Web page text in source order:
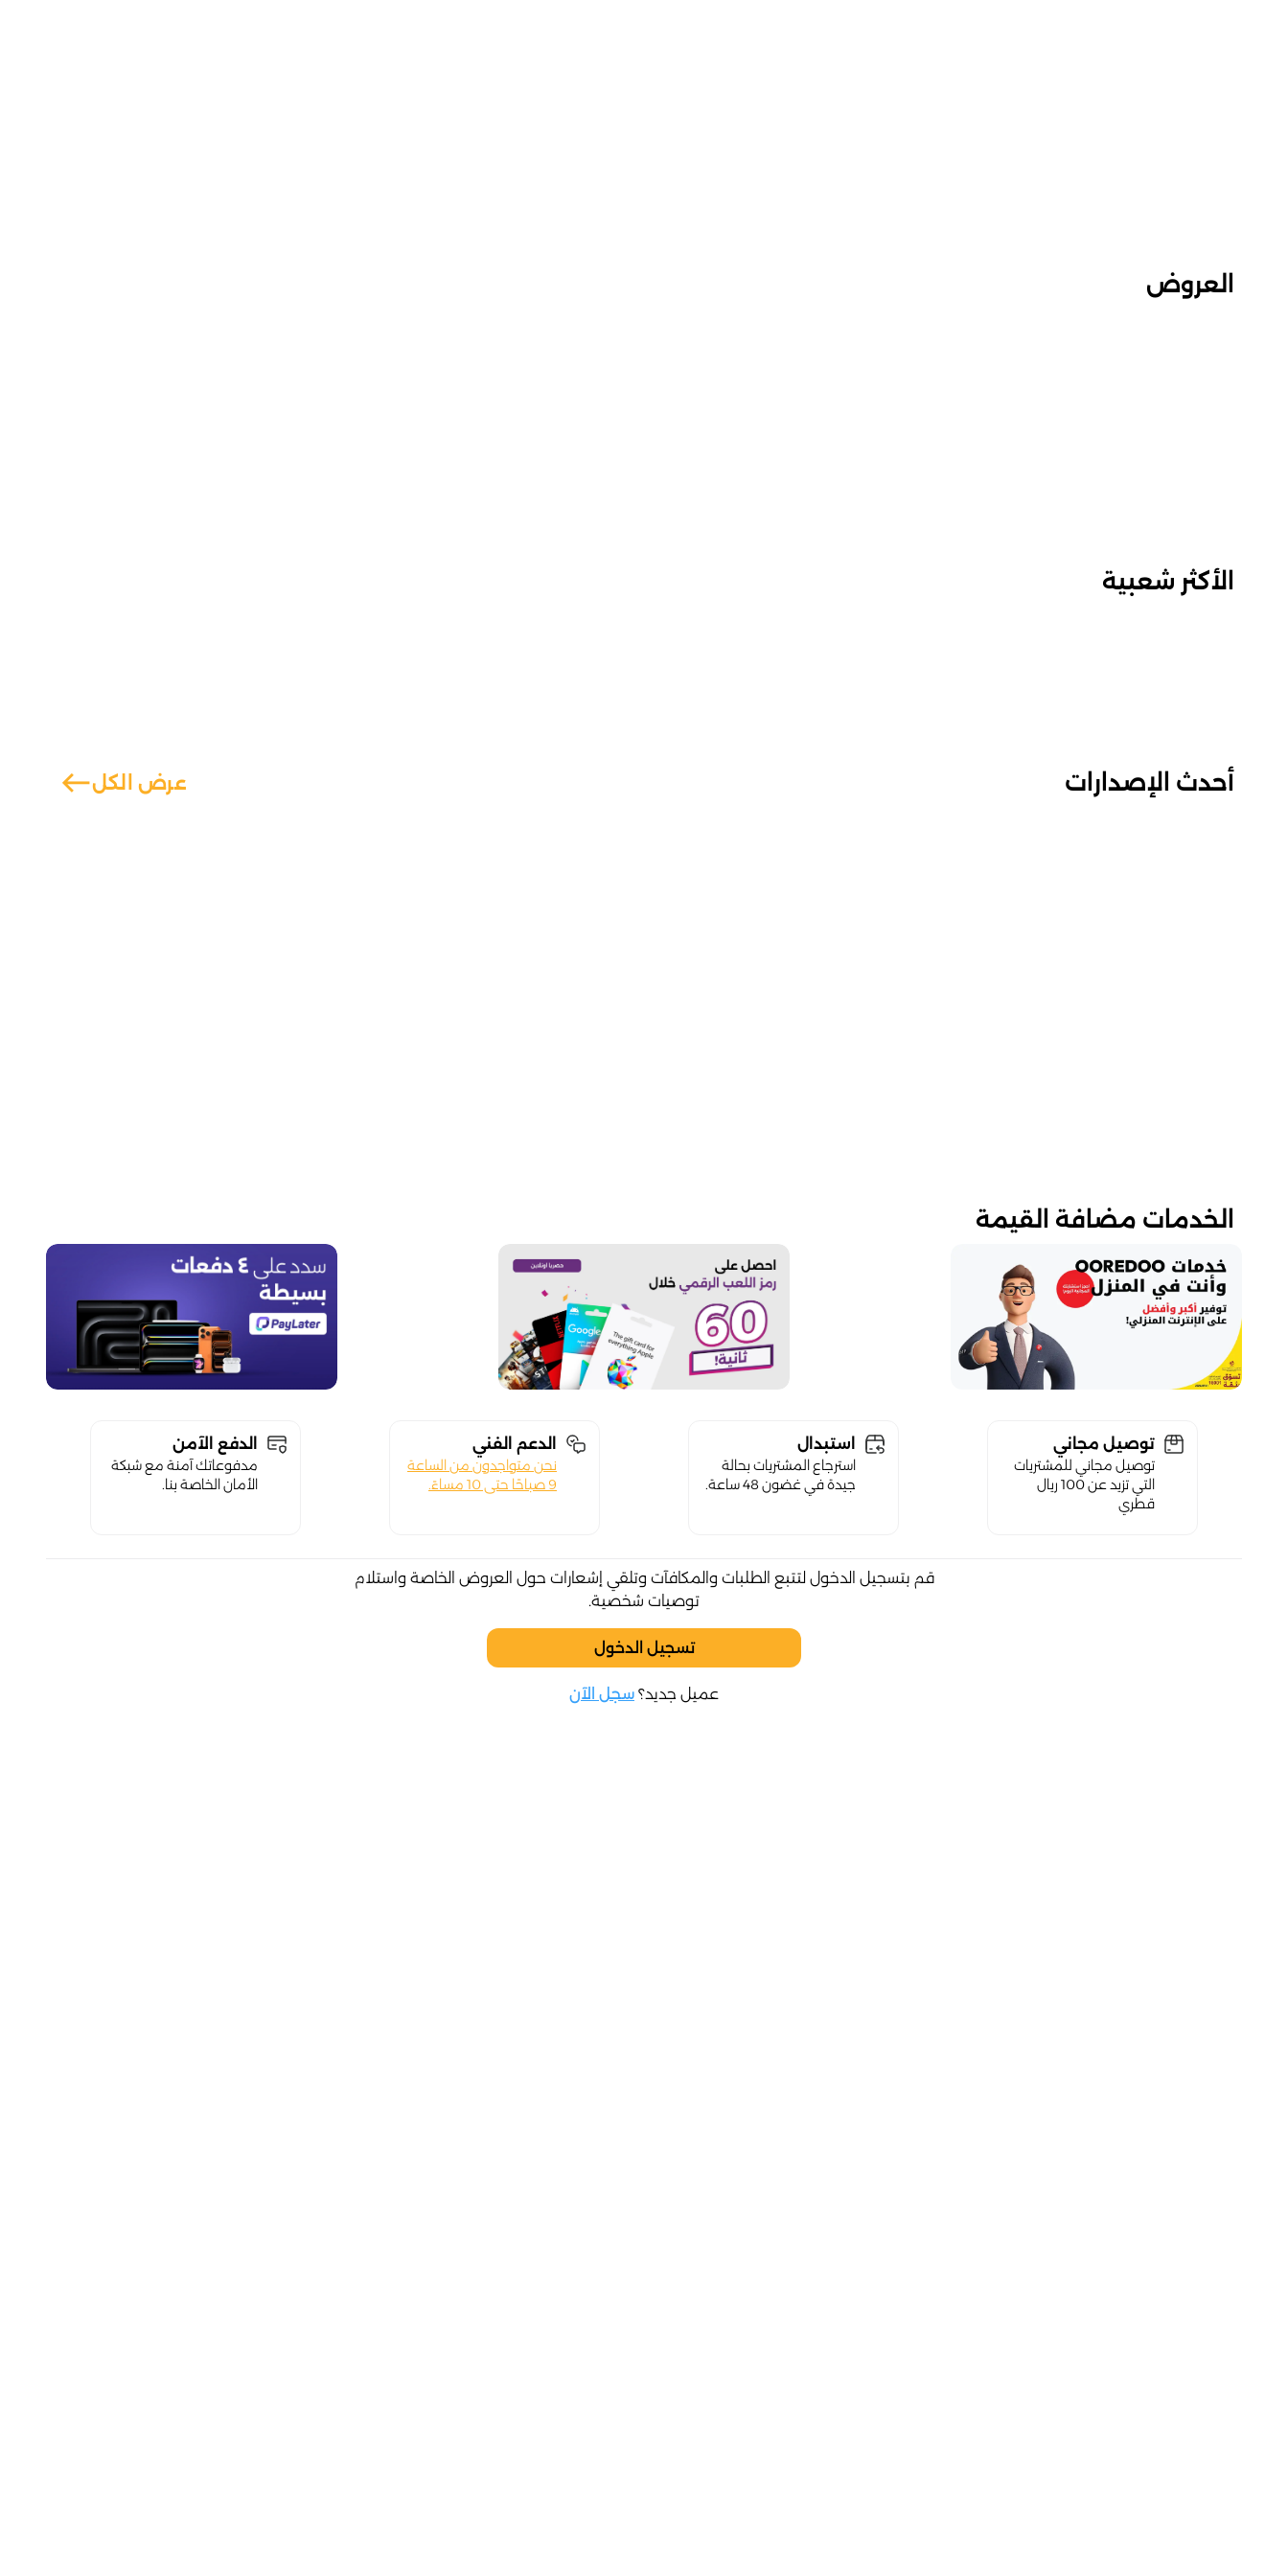
العروض
الأكثر شعبية
أحدث الإصدارات عرض الكلwest
الخدمات مضافة القيمة
توصيل مجاني
توصيل مجاني للمشتريات
التي تزيد عن 100 ريال
قطري
استبدال
استرجاع المشتريات بحالة
جيدة في غضون 48 ساعة.
الدعم الفني
نحن متواجدون من الساعة
9 صباحًا حتى 10 مساءً.
الدفع الآمن
مدفوعاتك آمنة مع شبكة
الأمان الخاصة بنا.
قم بتسجيل الدخول لتتبع الطلبات والمكافآت وتلقي إشعارات حول العروض الخاصة واستلام
توصيات شخصية.
تسجيل الدخول
عميل جديد؟ سجل الآن